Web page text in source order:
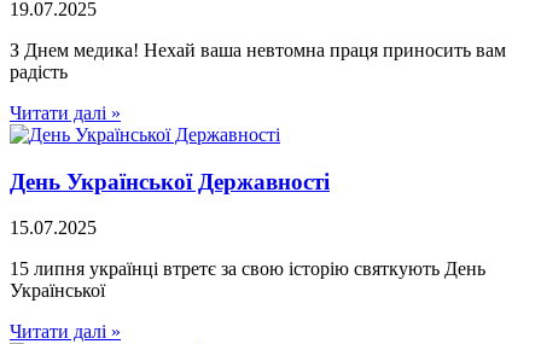
19.07.2025
З Днем медика! Нехай ваша невтомна праця приносить вам
радість
Читати далі »
День Української Державності
15.07.2025
15 липня українці втретє за свою історію святкують День
Української
Читати далі »